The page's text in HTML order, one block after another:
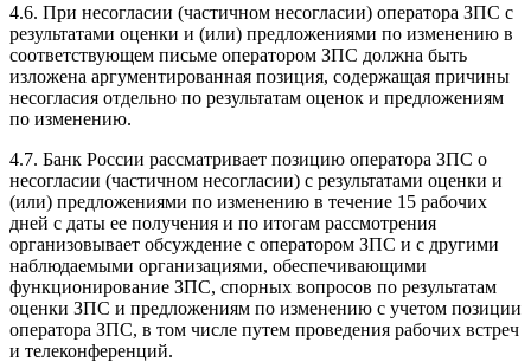
4.6. При несогласии (частичном несогласии) оператора ЗПС с
результатами оценки и (или) предложениями по изменению в
соответствующем письме оператором ЗПС должна быть
изложена аргументированная позиция, содержащая причины
несогласия отдельно по результатам оценок и предложениям
по изменению.
4.7. Банк России рассматривает позицию оператора ЗПС о
несогласии (частичном несогласии) с результатами оценки и
(или) предложениями по изменению в течение 15 рабочих
дней с даты ее получения и по итогам рассмотрения
организовывает обсуждение с оператором ЗПС и с другими
наблюдаемыми организациями, обеспечивающими
функционирование ЗПС, спорных вопросов по результатам
оценки ЗПС и предложениям по изменению с учетом позиции
оператора ЗПС, в том числе путем проведения рабочих встреч
и телеконференций.